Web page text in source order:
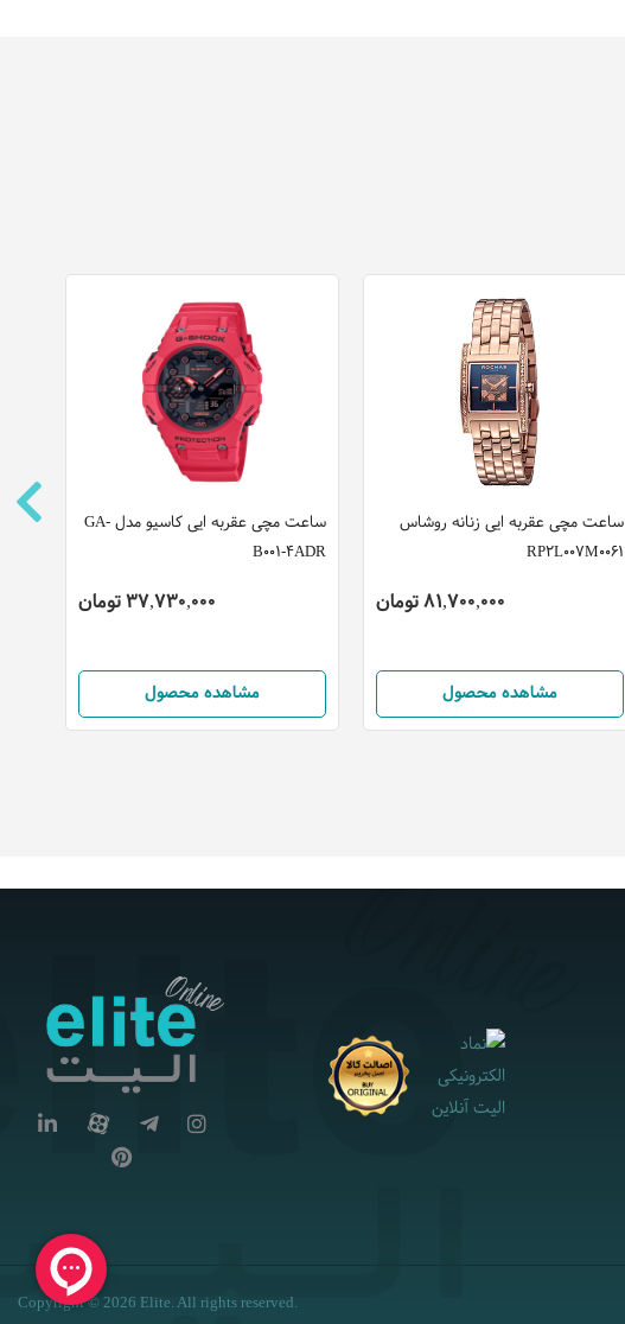
ساعت مچی عقربه ایی کاسیو مدل GA-
B001-4ADR
37,730,000 تومان
مشاهده محصول
ساعت مچی عقربه ایی زنانه روشاس
RP2L007M0061
81,700,000 تومان
مشاهده محصول
Copyright © 2026 Elite. All rights reserved.